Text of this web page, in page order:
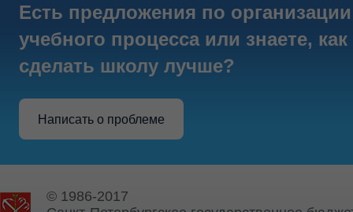
Есть предложения по организации
учебного процесса или знаете, как
сделать школу лучше?
Написать о проблеме
© 1986-2017